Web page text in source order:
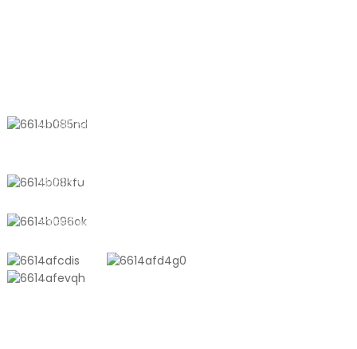
Nr 611, Shantong Road, Shanyang
+8618721958798
sales10@shtangke.com